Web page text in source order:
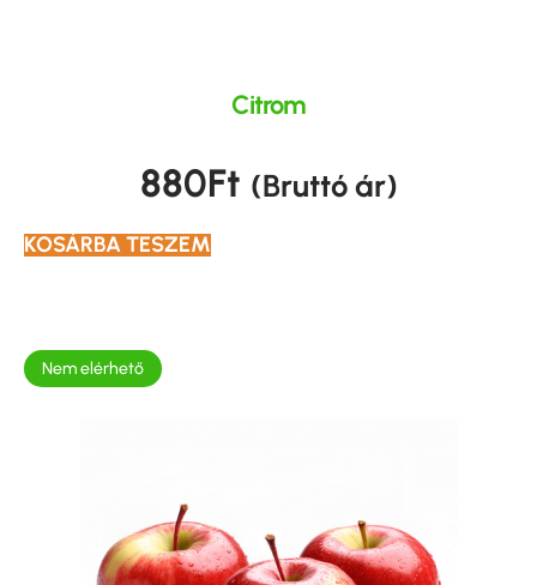
Citrom
880Ft (Bruttó ár)
KOSÁRBA TESZEM
Nem elérhető